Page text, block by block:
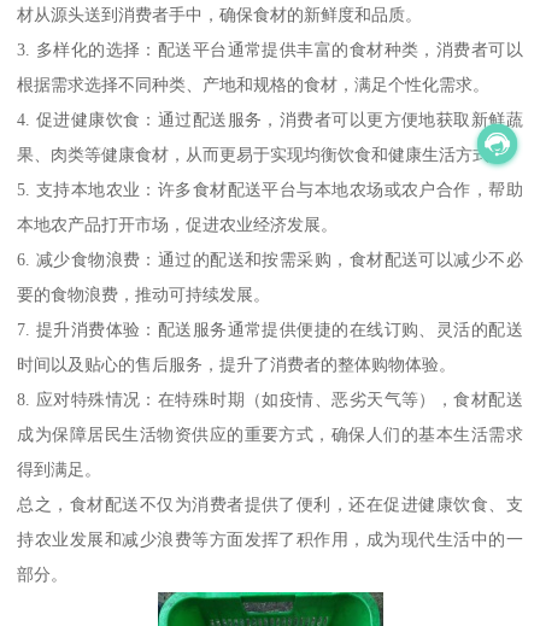
材从源头送到消费者手中，确保食材的新鲜度和品质。
3. 多样化的选择：配送平台通常提供丰富的食材种类，消费者可以
根据需求选择不同种类、产地和规格的食材，满足个性化需求。
4. 促进健康饮食：通过配送服务，消费者可以更方便地获取新鲜蔬
果、肉类等健康食材，从而更易于实现均衡饮食和健康生活方式。
5. 支持本地农业：许多食材配送平台与本地农场或农户合作，帮助
本地农产品打开市场，促进农业经济发展。
6. 减少食物浪费：通过的配送和按需采购，食材配送可以减少不必
要的食物浪费，推动可持续发展。
7. 提升消费体验：配送服务通常提供便捷的在线订购、灵活的配送
时间以及贴心的售后服务，提升了消费者的整体购物体验。
8. 应对特殊情况：在特殊时期（如疫情、恶劣天气等），食材配送
成为保障居民生活物资供应的重要方式，确保人们的基本生活需求
得到满足。
总之，食材配送不仅为消费者提供了便利，还在促进健康饮食、支
持农业发展和减少浪费等方面发挥了积作用，成为现代生活中的一
部分。